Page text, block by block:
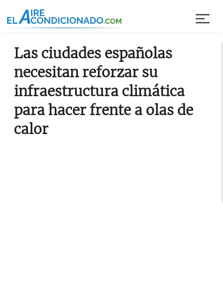
Las ciudades españolas
necesitan reforzar su
infraestructura climática
para hacer frente a olas de
calor